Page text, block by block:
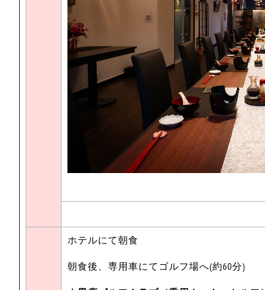
ホテルにて朝食
朝食後、専用車にてゴルフ場へ(約60分)